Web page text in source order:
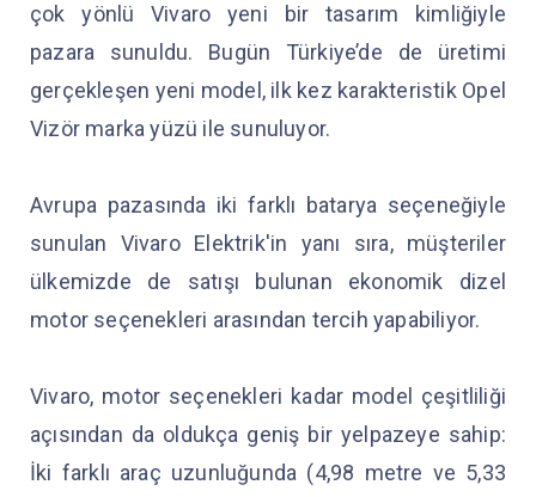
çok yönlü Vivaro yeni bir tasarım kimliğiyle
pazara sunuldu. Bugün Türkiye’de de üretimi
gerçekleşen yeni model, ilk kez karakteristik Opel
Vizör marka yüzü ile sunuluyor.
Avrupa pazasında iki farklı batarya seçeneğiyle
sunulan Vivaro Elektrik'in yanı sıra, müşteriler
ülkemizde de satışı bulunan ekonomik dizel
motor seçenekleri arasından tercih yapabiliyor.
Vivaro, motor seçenekleri kadar model çeşitliliği
açısından da oldukça geniş bir yelpazeye sahip:
İki farklı araç uzunluğunda (4,98 metre ve 5,33